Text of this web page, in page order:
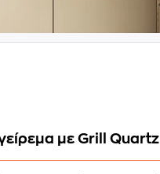
με Grill Quartz